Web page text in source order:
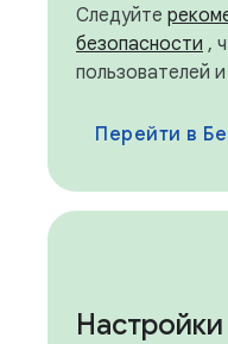
Следуйте
безопасности ,
пользователей
Перейти в
Настройки